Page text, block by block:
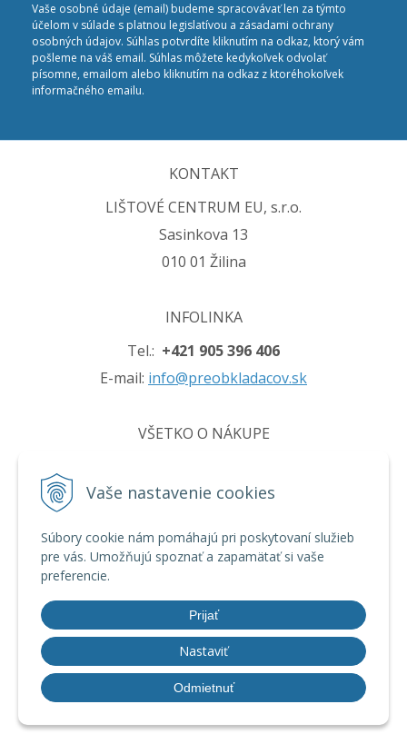
Vaše nastavenie cookies
Súbory cookie nám pomáhajú pri poskytovaní služieb
pre vás. Umožňujú spoznať a zapamätať si vaše
preferencie.
Prijať
Nastaviť
Odmietnuť
Vaše osobné údaje (email) budeme spracovávať len za týmto
účelom v súlade s platnou legislatívou a zásadami ochrany
osobných údajov. Súhlas potvrdíte kliknutím na odkaz, ktorý vám
pošleme na váš email. Súhlas môžete kedykoľvek odvolať
písomne, emailom alebo kliknutím na odkaz z ktoréhokoľvek
informačného emailu.
KONTAKT
LIŠTOVÉ CENTRUM EU, s.r.o.
Sasinkova 13
010 01 Žilina
INFOLINKA
Tel.: +421 905 396 406
E-mail: info@preobkladacov.sk
VŠETKO O NÁKUPE
Ochrana osobných údajov
© 2026 preobkladacov.sk • tvorba eshopu cez UNIobchod
webhosting